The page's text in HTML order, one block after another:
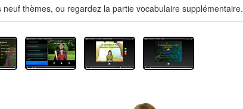
neuf thèmes, ou regardez la partie vocabulaire supplémentaire.